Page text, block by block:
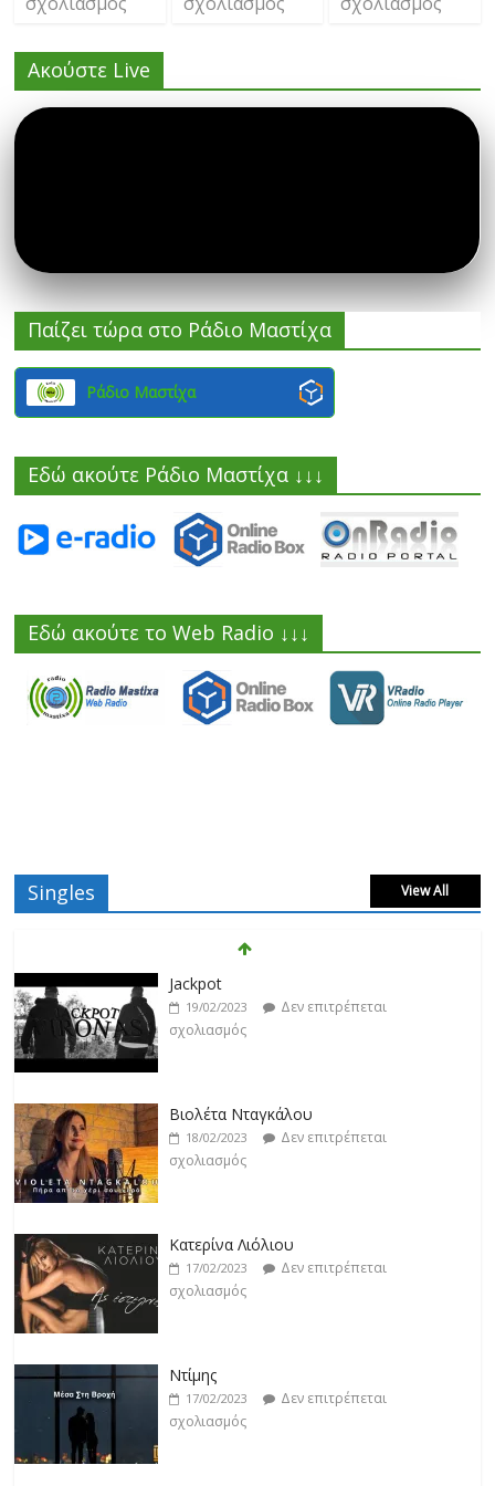
Ακούστε Live
Παίζει τώρα στο Ράδιο Μαστίχα
Ράδιο Μαστίχα
Εδώ ακούτε Ράδιο Μαστίχα ↓↓↓
Εδώ ακούτε το Web Radio ↓↓↓
Singles View All
Jackpot
19/02/2023
Δεν επιτρέπεται
σχολιασμός
Βιολέτα Νταγκάλου
18/02/2023
Δεν επιτρέπεται
σχολιασμός
Κατερίνα Λιόλιου
17/02/2023
Δεν επιτρέπεται
σχολιασμός
Ντίμης
17/02/2023
Δεν επιτρέπεται
σχολιασμός